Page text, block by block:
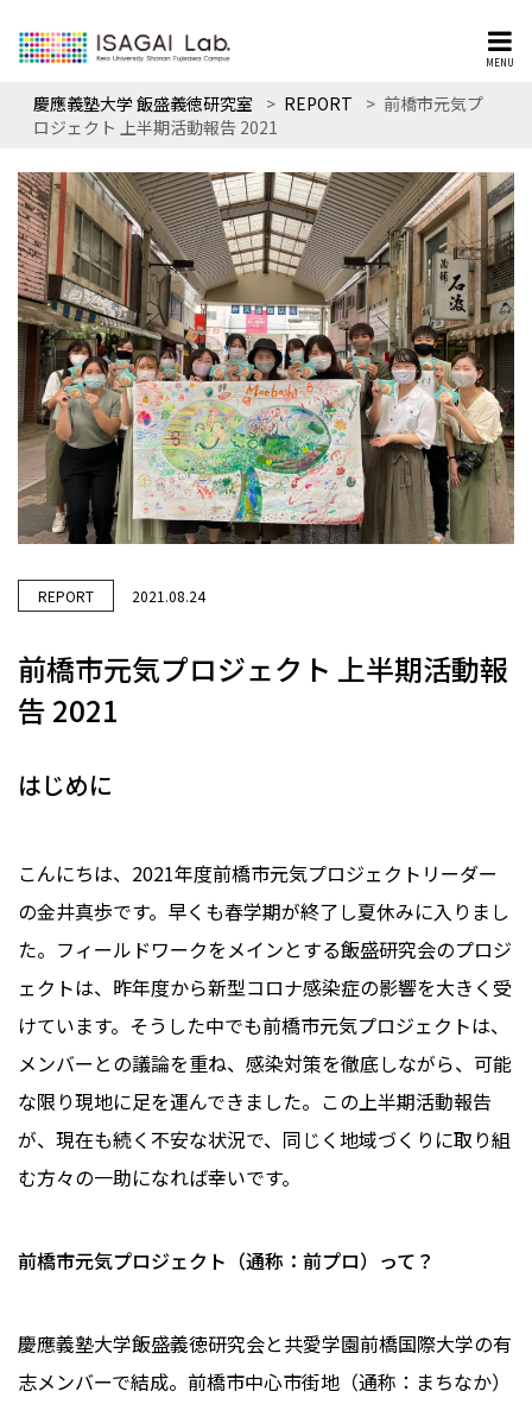
MENU
慶應義塾大学 飯盛義徳研究室 > REPORT > 前橋市元気プ
ロジェクト 上半期活動報告 2021
REPORT 2021.08.24
前橋市元気プロジェクト 上半期活動報
告 2021
はじめに
こんにちは、2021年度前橋市元気プロジェクトリーダー
の金井真歩です。早くも春学期が終了し夏休みに入りまし
た。フィールドワークをメインとする飯盛研究会のプロジ
ェクトは、昨年度から新型コロナ感染症の影響を大きく受
けています。そうした中でも前橋市元気プロジェクトは、
メンバーとの議論を重ね、感染対策を徹底しながら、可能
な限り現地に足を運んできました。この上半期活動報告
が、現在も続く不安な状況で、同じく地域づくりに取り組
む方々の一助になれば幸いです。
前橋市元気プロジェクト（通称：前プロ）って？
慶應義塾大学飯盛義徳研究会と共愛学園前橋国際大学の有
志メンバーで結成。前橋市中心市街地（通称：まちなか）